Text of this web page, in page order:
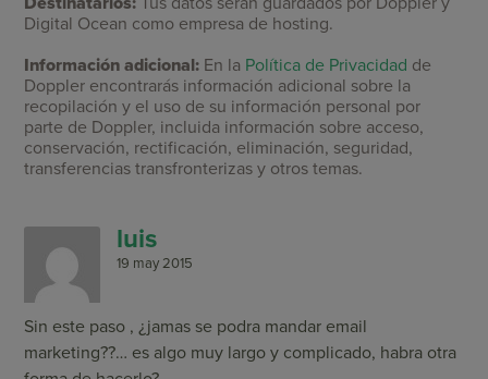
Digital Ocean como empresa de hosting.
Información adicional: En la Política de Privacidad de
Doppler encontrarás información adicional sobre la
recopilación y el uso de su información personal por
parte de Doppler, incluida información sobre acceso,
conservación, rectificación, eliminación, seguridad,
transferencias transfronterizas y otros temas.
luis
19 may 2015
Sin este paso , ¿jamas se podra mandar email
marketing??… es algo muy largo y complicado, habra otra